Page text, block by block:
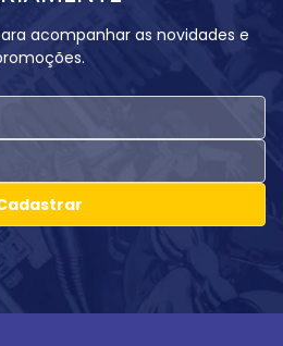
acompanhar as novidades e